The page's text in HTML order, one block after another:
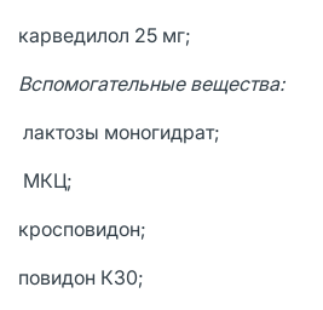
карведилол 25 мг;
Вспомогательные вещества:
лактозы моногидрат;
МКЦ;
кросповидон;
повидон К30;